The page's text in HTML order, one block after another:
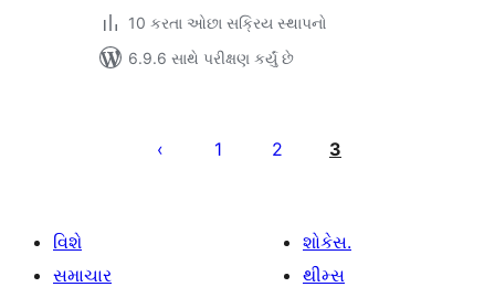
10 કરતા ઓછા સક્રિય સ્થાપનો
6.9.6 સાથે પરીક્ષણ કર્યું છે
1 2 3
વિશે
સમાચાર
શોકેસ.
થીમ્સ